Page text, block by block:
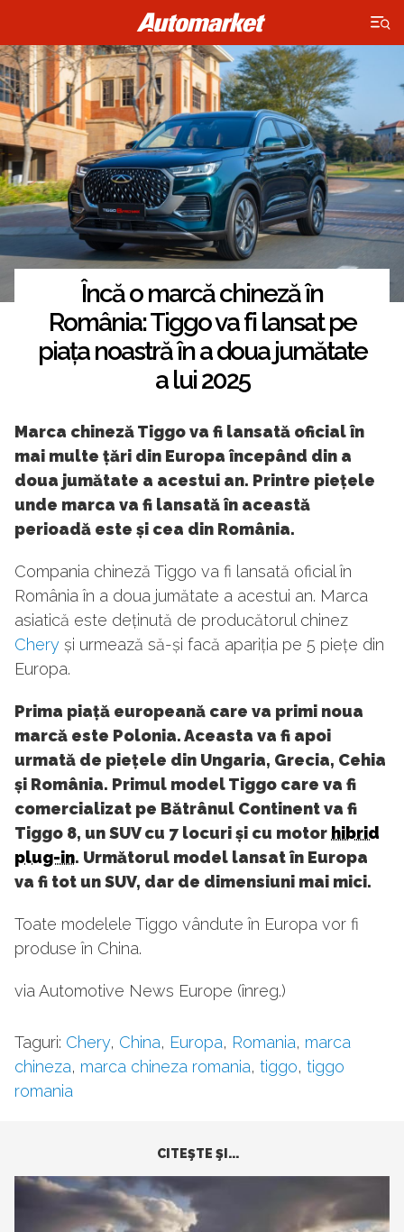
×
Încă o marcă chineză în
România: Tiggo va fi lansat pe
piața noastră în a doua jumătate
a lui 2025
Marca chineză Tiggo va fi lansată oficial în
mai multe țări din Europa începând din a
doua jumătate a acestui an. Printre piețele
unde marca va fi lansată în această
perioadă este și cea din România.
Compania chineză Tiggo va fi lansată oficial în
România în a doua jumătate a acestui an. Marca
asiatică este deținută de producătorul chinez
Chery și urmează să-și facă apariția pe 5 piețe din
Europa.
Prima piață europeană care va primi noua
marcă este Polonia. Aceasta va fi apoi
urmată de piețele din Ungaria, Grecia, Cehia
și România. Primul model Tiggo care va fi
comercializat pe Bătrânul Continent va fi
Tiggo 8, un SUV cu 7 locuri și cu motor hibrid
plug-in. Următorul model lansat în Europa
va fi tot un SUV, dar de dimensiuni mai mici.
Toate modelele Tiggo vândute în Europa vor fi
produse în China.
via Automotive News Europe (înreg.)
Taguri: Chery, China, Europa, Romania, marca
chineza, marca chineza romania, tiggo, tiggo
romania
CITEŞTE ŞI...